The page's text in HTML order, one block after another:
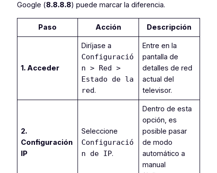
Google (8.8.8.8) puede marcar la diferencia.
Paso Acción Descripción
1. Acceder
Diríjase a
Configuració
n > Red >
Estado de la
red.
Entre en la
pantalla de
detalles de red
actual del
televisor.
2.
Configuración
IP
Seleccione
Configuració
n de IP.
Dentro de esta
opción, es
posible pasar
de modo
automático a
manual